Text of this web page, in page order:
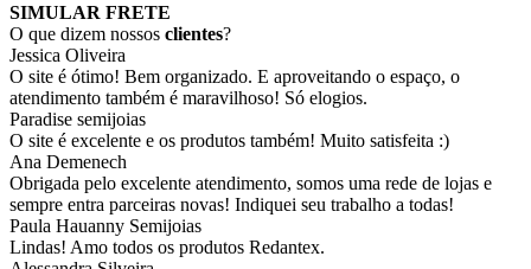
SIMULAR FRETE
O que dizem nossos clientes?
Jessica Oliveira
O site é ótimo! Bem organizado. E aproveitando o espaço, o
atendimento também é maravilhoso! Só elogios.
Paradise semijoias
O site é excelente e os produtos também! Muito satisfeita :)
Ana Demenech
Obrigada pelo excelente atendimento, somos uma rede de lojas e
sempre entra parceiras novas! Indiquei seu trabalho a todas!
Paula Hauanny Semijoias
Lindas! Amo todos os produtos Redantex.